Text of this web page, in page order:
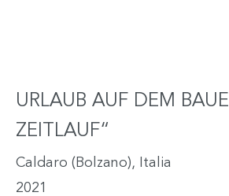
URLAUB AUF DEM
ZEITLAUF“
Caldaro (Bolzano), Italia
2021